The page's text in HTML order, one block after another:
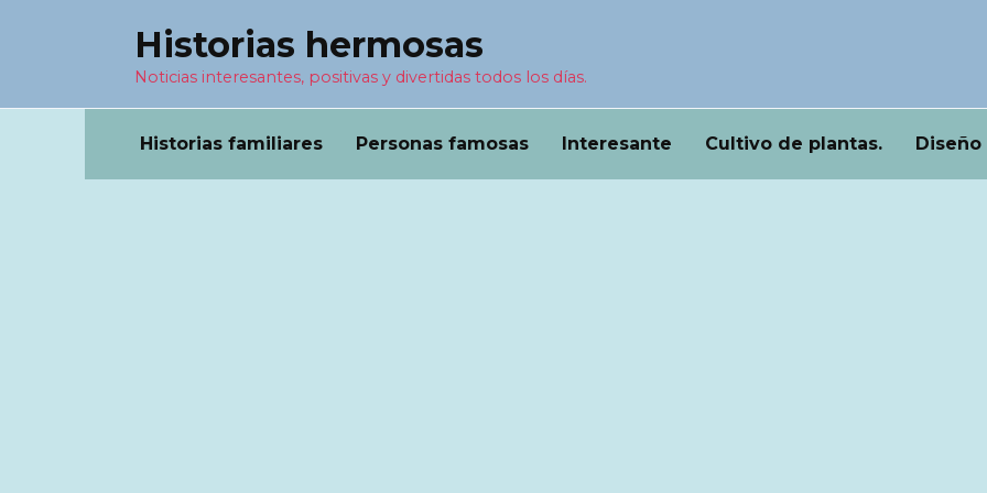
Historias hermosas
Noticias interesantes, positivas y divertidas todos los días.
Historias familiares Personas famosas Interesante Cultivo de plantas. Diseño